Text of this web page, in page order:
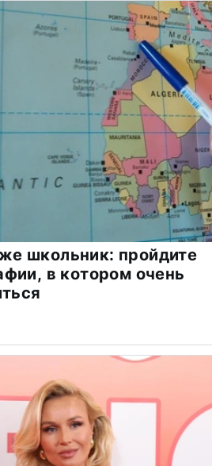
школьник: пройдите
в котором очень